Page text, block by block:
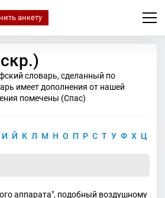
анкету
словарь, сделанный по
имеет дополнения от нашей
помечены (Спас)
И Й К Л М Н О П Р С Т У Ф Х Ц
аппарата", подобный воздушному